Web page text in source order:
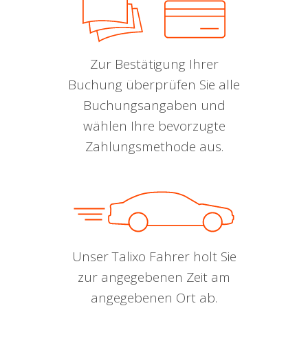
Zur Bestätigung Ihrer
Buchung überprüfen Sie alle
Buchungsangaben und
wählen Ihre bevorzugte
Zahlungsmethode aus.
Unser Talixo Fahrer holt Sie
zur angegebenen Zeit am
angegebenen Ort ab.